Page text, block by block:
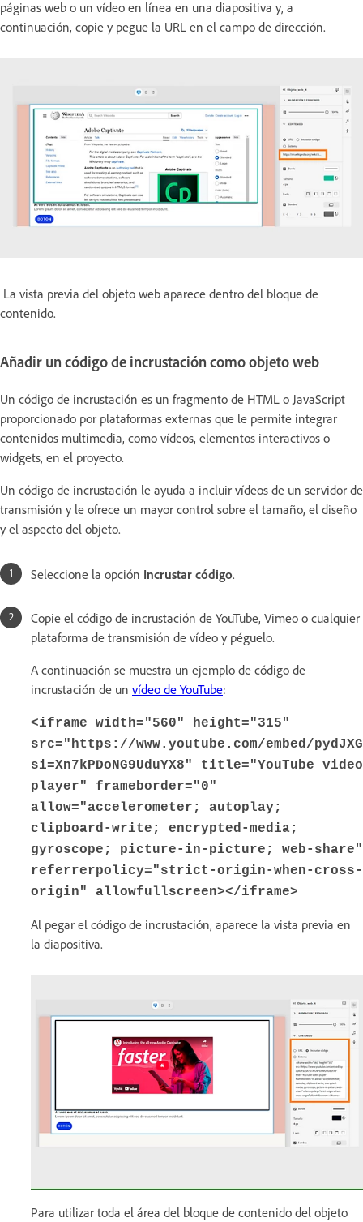
páginas web o un vídeo en línea en una diapositiva y, a
continuación, copie y pegue la URL en el campo de dirección.
La vista previa del objeto web aparece dentro del bloque de
contenido.
Añadir un código de incrustación como objeto web
Un código de incrustación es un fragmento de HTML o JavaScript
proporcionado por plataformas externas que le permite integrar
contenidos multimedia, como vídeos, elementos interactivos o
widgets, en el proyecto.
Un código de incrustación le ayuda a incluir vídeos de un servidor de
transmisión y le ofrece un mayor control sobre el tamaño, el diseño
y el aspecto del objeto.
Seleccione la opción Incrustar código.
Copie el código de incrustación de YouTube, Vimeo o cualquier
plataforma de transmisión de vídeo y péguelo.
A continuación se muestra un ejemplo de código de
incrustación de un vídeo de YouTube:
<iframe width="560" height="315"
src="https://www.youtube.com/embed/
si=Xn7kPDoNG9UduYX8" title="YouTube video
player" frameborder="0"
allow="accelerometer; autoplay;
clipboard-write; encrypted-media;
gyroscope; picture-in-picture; web-share"
referrerpolicy="strict-origin-when-cross-
origin" allowfullscreen></iframe>
Al pegar el código de incrustación, aparece la vista previa en
la diapositiva.
Para utilizar toda el área del bloque de contenido del objeto